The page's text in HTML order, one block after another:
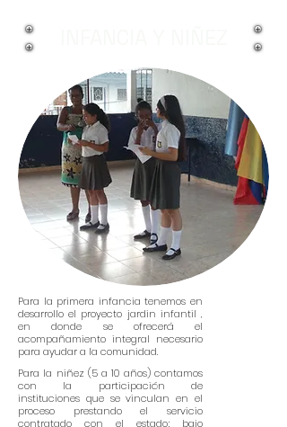
Para la primera infancia tenemos en
desarrollo el proyecto jardin infantil ,
en donde se ofrecerá el
acompañamiento integral necesario
para ayudar a la comunidad.
Para la niñez (5 a 10 años) contamos
con la participación de
instituciones que se vinculan en el
proceso prestando el servicio
contratado con el estado; bajo